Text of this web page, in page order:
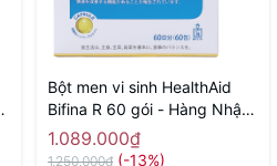
Bột men vi sinh HealthAid
Bifina R 60 gói - Hàng Nhật
chính hãng
1.089.000₫
1.250.000₫ (-13%)